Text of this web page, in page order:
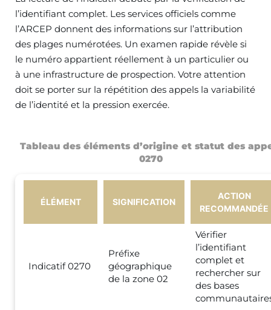
l’identifiant complet. Les services officiels comme
l’ARCEP donnent des informations sur l’attribution
des plages numérotées. Un examen rapide révèle si
le numéro appartient réellement à un particulier ou
à une infrastructure de prospection. Votre attention
doit se porter sur la répétition des appels la variabilité
de l’identité et la pression exercée.
Tableau des éléments d’origine et statut des
0270
ÉLÉMENT SIGNIFICATION
ACTION
RECOMMANDÉE
Indicatif 0270
Préfixe
géographique
de la zone 02
Vérifier
l’identifiant
complet et
rechercher sur
des bases